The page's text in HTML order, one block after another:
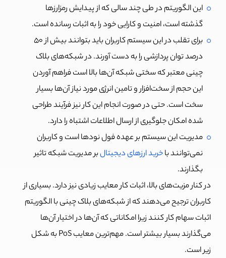
این الگوریتم در طی چند سالی که از پیدایش رمزارزها
گذشته است، امنیت و کارایی خود را به اثبات رسانده است.
برای تقلب در این سیستم کاربران باید بتوانند بیش از 50
درصد توان پردازشی را به دست آورند. در شبکه‌های بلاک
چینی معتبر که سختی شبکه آن‌ها بالا است فراهم آوردن
این حجم از سخت‌افزار و تامین انرژی مورد نیاز آن‌ها بسیار
سخت است. حتی در صورت انجام این کار نیز فرآیند طراحی
شده امکان جلوگیری از ارسال اطلاعات اشتباه را دارد.
مدیریت این سیستم بر عهده فول نودها است و کاربران
نمی‌توانند باخرید ارزهای دیجیتالبر مدیریت شبکه تاثیر
بگذارند.
در کنار مزیت‌های بالا، اثبات کار معایب زیادی نیز دارد. بسیاری از
کاربران ترجیح می‌دهند که از شبکه‌های بلاک چینی با الگوریتم
اثبات سهام کار کنند زیرا امکاناتی که آن‌ها در اختیار آن‌ها
می‌گذارند بسیار بیشتر است. مهم‌ترین معایب PoS به شکل
زیر است.